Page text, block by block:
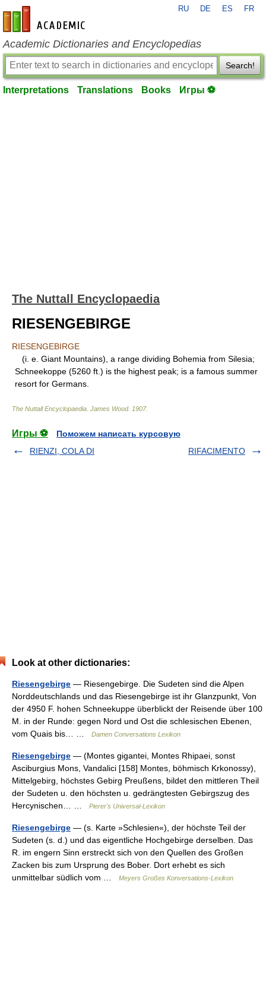
en-academic.com
RU DE ES FR
Academic Dictionaries and Encyclopedias
Search!
Interpretations Translations Books Игры ⚽
The Nuttall Encyclopaedia
RIESENGEBIRGE
RIESENGEBIRGE
(i. e. Giant Mountains), a range dividing Bohemia from Silesia;
Schneekoppe (5260 ft.) is the highest peak; is a famous summer
resort for Germans.
The Nuttall Encyclopaedia James Wood. 1907.
Игры ⚽
Поможем написать курсовую
RIENZI, COLA DI
RIFACIMENTO
Look at other dictionaries:
Riesengebirge — Riesengebirge. Die Sudeten sind die Alpen
Norddeutschlands und das Riesengebirge ist ihr Glanzpunkt, Von
der 4950 F. hohen Schneekuppe überblickt der Reisende über 100
M. in der Runde: gegen Nord und Ost die schlesischen Ebenen,
vom Quais bis… …
Damen Conversations Lexikon
Riesengebirge — (Montes gigantei, Montes Rhipaei, sonst
Asciburgius Mons, Vandalici [158] Montes, böhmisch Krkonossy),
Mittelgebirg, höchstes Gebirg Preußens, bildet den mittleren Theil
der Sudeten u. den höchsten u. gedrängtesten Gebirgszug des
Hercynischen… …
Pierer's Universal-Lexikon
Riesengebirge — (s. Karte »Schlesien«), der höchste Teil der
Sudeten (s. d.) und das eigentliche Hochgebirge derselben. Das
R. im engern Sinn erstreckt sich von den Quellen des Großen
Zacken bis zum Ursprung des Bober. Dort erhebt es sich
unmittelbar südlich vom …
Meyers Großes Konversations-Lexikon